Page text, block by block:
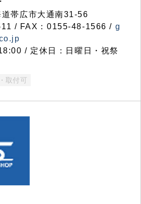
帯広市大通南31-56
/ FAX：0155-48-1566 / g
/ 定休日：日曜日・祝祭
取付可